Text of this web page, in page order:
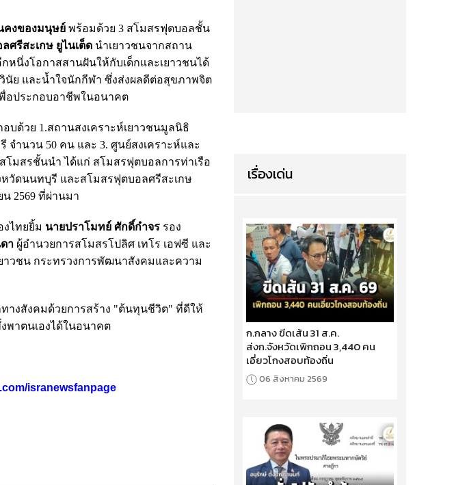
คงของมนุษย์ พร้อมด้วย 3 สโมสรฟุตบอลชั้น
ศรีสะเกษ ยูไนเต็ด นำเยาวชนจากสถาน
หนึ่งโอกาสสานฝันให้กับเด็กและเยาวชนได้
นัย และน้ำใจนักกีฬา ซึ่งส่งผลดีต่อสุขภาพจิต
อประกอบอาชีพในอนาคต
บด้วย 1.สถานสงเคราะห์เยาวชนมูลนิธิ
ำนวน 50 คน และ 3. ศูนย์สงเคราะห์และ
โมสรชั้นนำ ได้แก่ สโมสรฟุตบอลการท่าเรือ
หวัดนนทบุรี และสโมสรฟุตบอลศรีสะเกษ
2569 ที่ผ่านมา
ไทยยิ้ม นายปราโมทย์ ศักดิ์กำจร รอง
า ผู้อำนวยการสโมสรโปลิศ เทโร เอฟซี และ
าวชน กระทรวงการพัฒนาสังคมและความ
ทางสังคมด้วยการสร้าง "ต้นทุนชีวิต" ที่ดีให้
พาตนเองได้ในอนาคต
isranewsfanpage
เรื่องเด่น
ก.กลาง ขีดเส้น 31 ส.ค.
ส่งก.จังหวัดเพิกถอน 3,440 คน
เอี่ยวโกงสอบท้องถิ่น
06 สิงหาคม 2569